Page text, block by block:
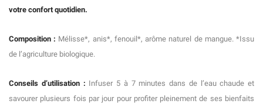
votre confort quotidien.
Composition : Mélisse*, anis*, fenouil*, arôme naturel de mangue. *Issu
de l’agriculture biologique.
Conseils d’utilisation : Infuser 5 à 7 minutes dans de l’eau chaude et
savourer plusieurs fois par jour pour profiter pleinement de ses bienfaits